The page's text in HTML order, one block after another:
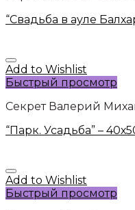
“Свадьба в ауле
Add to Wishlist
Быстрый просмотр
Секрет Валерий
“Парк. Усадьба” –
Add to Wishlist
Быстрый просмотр